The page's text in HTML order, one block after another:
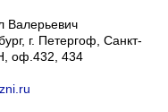
Валерьевич
г. Петергоф, Санкт-
оф.432, 434